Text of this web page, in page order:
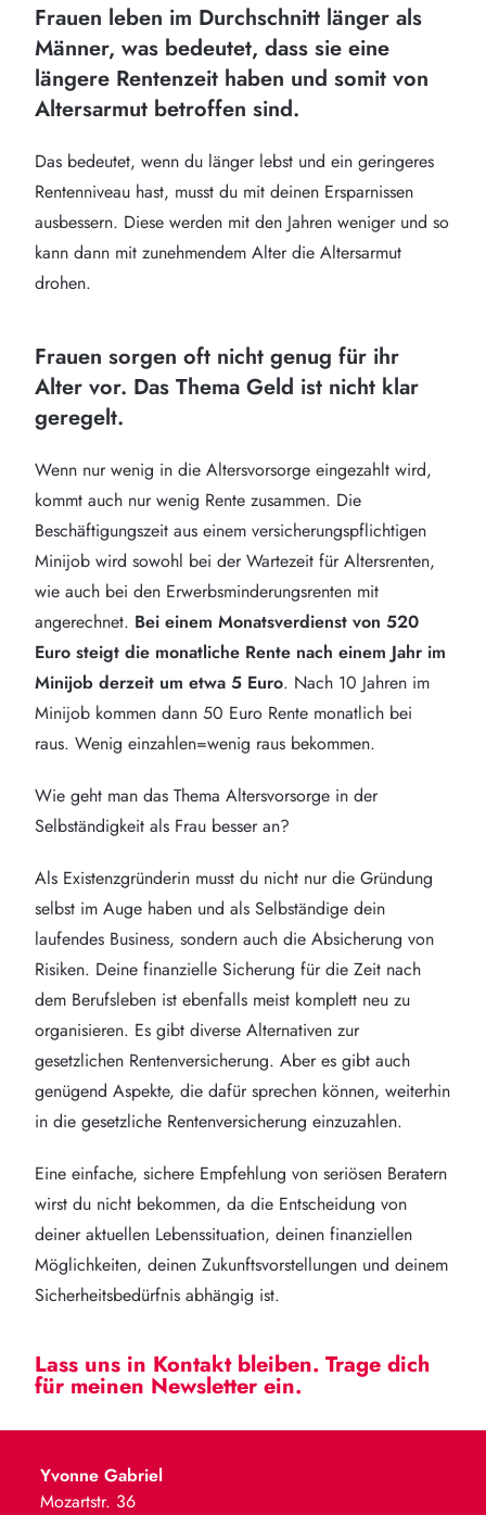
Frauen leben im Durchschnitt länger als
Männer, was bedeutet, dass sie eine
längere Rentenzeit haben und somit von
Altersarmut betroffen sind.
Das bedeutet, wenn du länger lebst und ein geringeres
Rentenniveau hast, musst du mit deinen Ersparnissen
ausbessern. Diese werden mit den Jahren weniger und so
kann dann mit zunehmendem Alter die Altersarmut
drohen.
Frauen sorgen oft nicht genug für ihr
Alter vor. Das Thema Geld ist nicht klar
geregelt.
Wenn nur wenig in die Altersvorsorge eingezahlt wird,
kommt auch nur wenig Rente zusammen. Die
Beschäftigungszeit aus einem versicherungspflichtigen
Minijob wird sowohl bei der Wartezeit für Altersrenten,
wie auch bei den Erwerbsminderungsrenten mit
angerechnet. Bei einem Monatsverdienst von 520
Euro steigt die monatliche Rente nach einem Jahr im
Minijob derzeit um etwa 5 Euro. Nach 10 Jahren im
Minijob kommen dann 50 Euro Rente monatlich bei
raus. Wenig einzahlen=wenig raus bekommen.
Wie geht man das Thema Altersvorsorge in der
Selbständigkeit als Frau besser an?
Als Existenzgründerin musst du nicht nur die Gründung
selbst im Auge haben und als Selbständige dein
laufendes Business, sondern auch die Absicherung von
Risiken. Deine finanzielle Sicherung für die Zeit nach
dem Berufsleben ist ebenfalls meist komplett neu zu
organisieren. Es gibt diverse Alternativen zur
gesetzlichen Rentenversicherung. Aber es gibt auch
genügend Aspekte, die dafür sprechen können, weiterhin
in die gesetzliche Rentenversicherung einzuzahlen.
Eine einfache, sichere Empfehlung von seriösen Beratern
wirst du nicht bekommen, da die Entscheidung von
deiner aktuellen Lebenssituation, deinen finanziellen
Möglichkeiten, deinen Zukunftsvorstellungen und deinem
Sicherheitsbedürfnis abhängig ist.
Lass uns in Kontakt bleiben. Trage dich
für meinen Newsletter ein.
Yvonne Gabriel
Mozartstr. 36